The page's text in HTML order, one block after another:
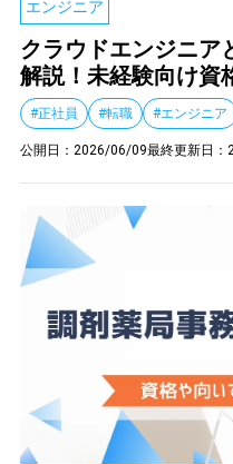
エンジニア
クラウドエンジニア
解説！未経験向け資
#正社員 #転職 #エンジニア
公開日： 2026/06/09最終更新日：